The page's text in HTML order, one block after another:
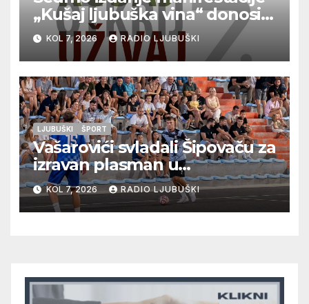
„Kušaj ljubuška vina“ donosi
vrhunska vina, gastronomiju i
glazbu
KOL 7, 2026 RADIO LJUBUŠKI
LJUBUŠKI ŠPORT
Vašarovići svladali Šipovaču za
izravan plasman u
četvrtfinale, Grab izborio
prolazak dalje, Klobuk ispao,
večeras počinje četvrtfinale
KOL 7, 2026 RADIO LJUBUŠKI